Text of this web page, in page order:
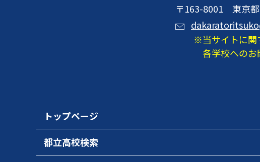
〒163-8001 東京
当サイトに
各学校への
トップページ
都立高校検索